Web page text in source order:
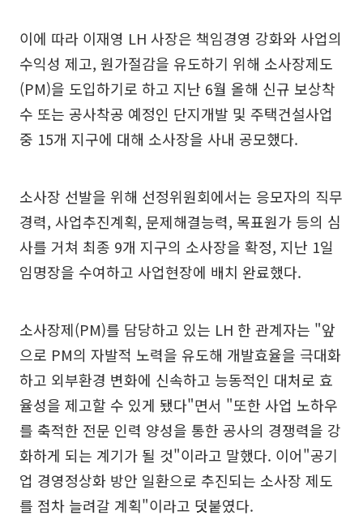
이에 따라 이재영 LH 사장은 책임경영 강화와 사업의
수익성 제고, 원가절감을 유도하기 위해 소사장제도
(PM)을 도입하기로 하고 지난 6월 올해 신규 보상착
수 또는 공사착공 예정인 단지개발 및 주택건설사업
중 15개 지구에 대해 소사장을 사내 공모했다.
소사장 선발을 위해 선정위원회에서는 응모자의 직무
경력, 사업추진계획, 문제해결능력, 목표원가 등의 심
사를 거쳐 최종 9개 지구의 소사장을 확정, 지난 1일
임명장을 수여하고 사업현장에 배치 완료했다.
소사장제(PM)를 담당하고 있는 LH 한 관계자는 "앞
으로 PM의 자발적 노력을 유도해 개발효율을 극대화
하고 외부환경 변화에 신속하고 능동적인 대처로 효
율성을 제고할 수 있게 됐다"면서 "또한 사업 노하우
를 축적한 전문 인력 양성을 통한 공사의 경쟁력을 강
화하게 되는 계기가 될 것"이라고 말했다. 이어"공기
업 경영정상화 방안 일환으로 추진되는 소사장 제도
를 점차 늘려갈 계획"이라고 덧붙였다.